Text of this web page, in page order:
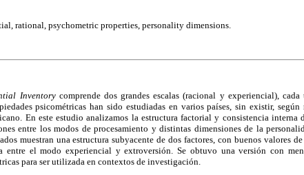
rational, psychometric properties, personality dimensions.
Inventorycomprende dos grandes escalas (racional y experiencial),
psicométricas han sido estudiadas en varios países, sin existir,
En este estudio analizamos la estructura factorial y consistencia interna
entre los modos de procesamiento y distintas dimensiones de la
muestran una estructura subyacente de dos factores, con buenos valores
entre el modo experiencial y extroversión. Se obtuvo una versión con
para ser utilizada en contextos de investigación.